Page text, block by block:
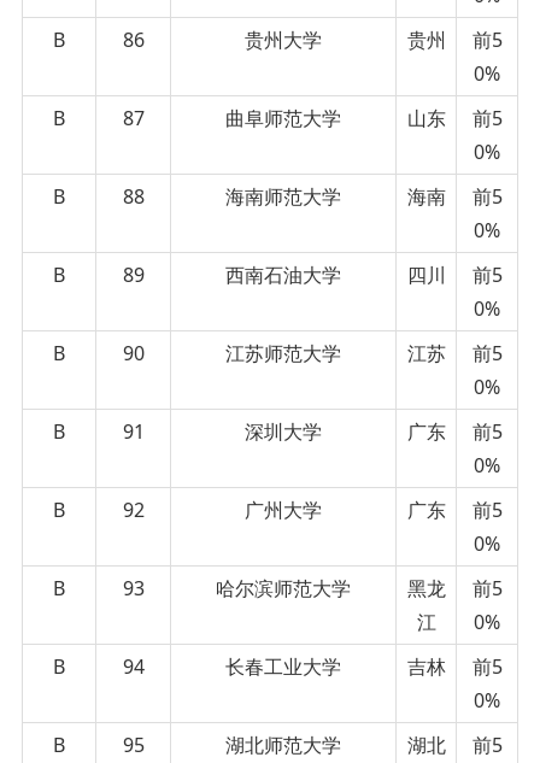
B
86 贵州大学 贵州
前5
0%
B
87 曲阜师范大学 山东
前5
0%
B
88 海南师范大学 海南
前5
0%
B
89 西南石油大学 四川
前5
0%
B
90 江苏师范大学 江苏
前5
0%
B
91 深圳大学 广东
前5
0%
B
92 广州大学 广东
前5
0%
B
93 哈尔滨师范大学
黑龙
江
前5
0%
B
94 长春工业大学 吉林
前5
0%
B
95 湖北师范大学 湖北
前5